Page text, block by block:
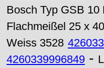
Bosch Typ GSB 10
Flachmeißel 25 x
Weiss 3528
4260339996849 -